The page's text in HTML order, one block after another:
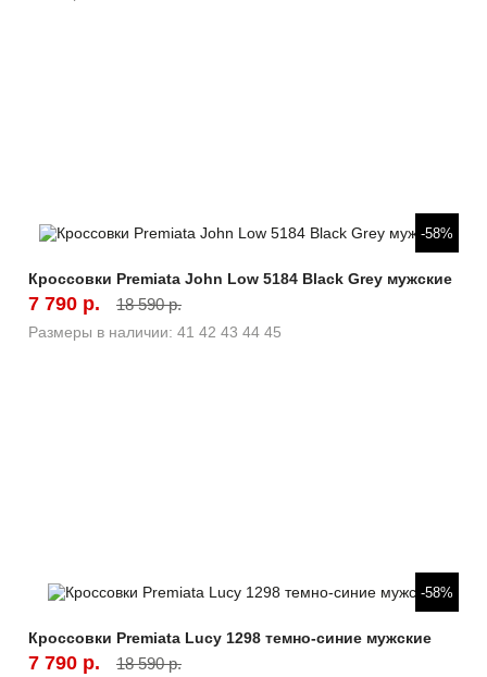
Быстрый просмотр -58%
Кроссовки Premiata John Low 5184 Black Grey мужские
7 790 р. 18 590 р.
Размеры в наличии: 41 42 43 44 45
Быстрый просмотр -58%
Кроссовки Premiata Lucy 1298 темно-синие мужские
7 790 р. 18 590 р.